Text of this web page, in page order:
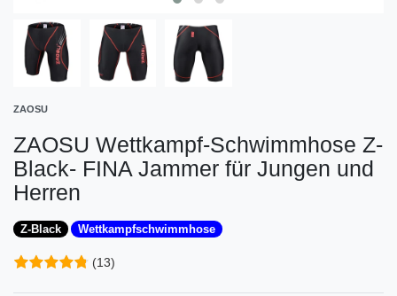
ZAOSU
ZAOSU Wettkampf-Schwimmhose Z-
Black- FINA Jammer für Jungen und
Herren
Z-Black Wettkampfschwimmhose
(13)